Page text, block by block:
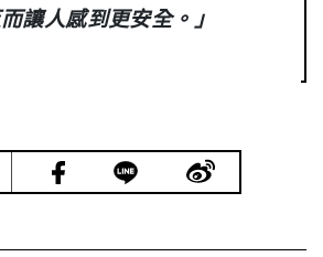
讓人感到更安全。」